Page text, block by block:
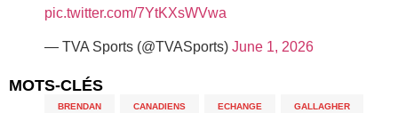
pic.twitter.com/7YtKXsWVwa
— TVA Sports (@TVASports) June 1, 2026
MOTS-CLÉS
BRENDAN CANADIENS ECHANGE GALLAGHER